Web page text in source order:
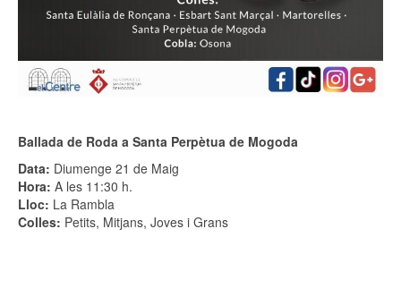
Ballada de Roda a Santa Perpètua de Mogoda
Data: Diumenge 21 de Maig
Hora: A les 11:30 h.
Lloc: La Rambla
Colles: Petits, Mitjans, Joves i Grans